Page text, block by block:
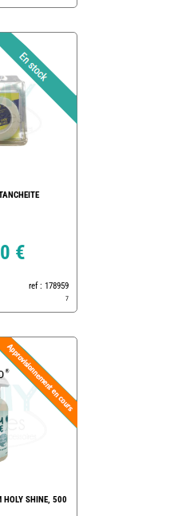
€
ref : 178959
7
HOLY SHINE, 500